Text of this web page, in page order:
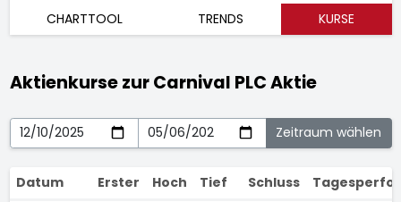
CHARTTOOL
TRENDS KURSE
Aktienkurse zur Carnival PLC Aktie
Datum Erster Hoch Tief Schluss